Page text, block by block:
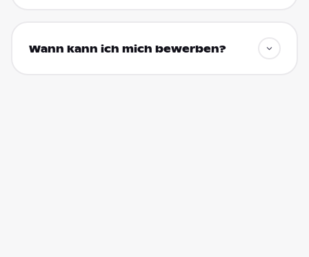
Wann kann ich mich bewerben?